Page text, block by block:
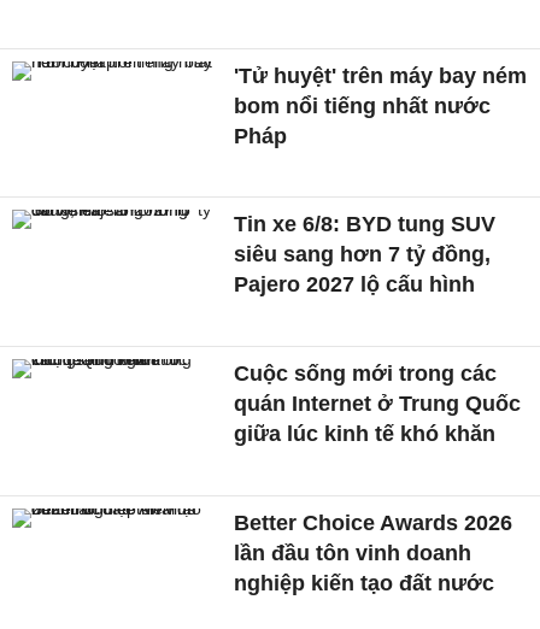
'Tử huyệt' trên máy bay ném
bom nổi tiếng nhất nước
Pháp
Tin xe 6/8: BYD tung SUV
siêu sang hơn 7 tỷ đồng,
Pajero 2027 lộ cấu hình
Cuộc sống mới trong các
quán Internet ở Trung Quốc
giữa lúc kinh tế khó khăn
Better Choice Awards 2026
lần đầu tôn vinh doanh
nghiệp kiến tạo đất nước